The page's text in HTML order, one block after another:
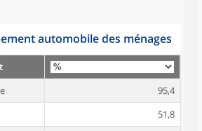
automobile des ménages
95,4
51,8